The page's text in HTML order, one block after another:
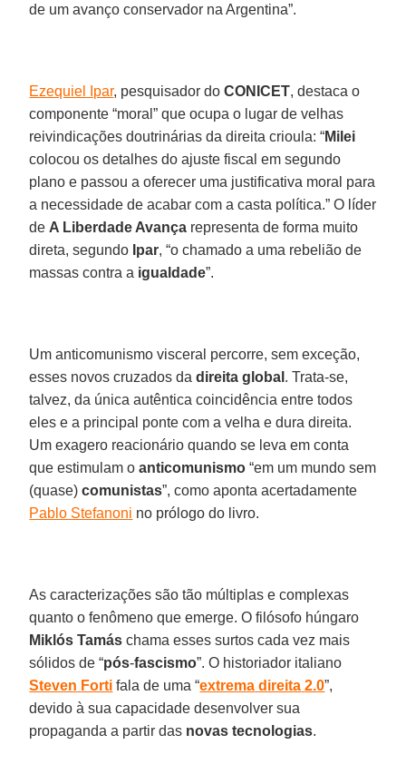
de um avanço conservador na Argentina”.
Ezequiel Ipar, pesquisador doCONICET, destaca o
componente “moral” que ocupa o lugar de velhas
reivindicações doutrinárias da direita crioula: “Milei
colocou os detalhes do ajuste fiscal em segundo
plano e passou a oferecer uma justificativa moral para
a necessidade de acabar com a casta política.” O líder
de A Liberdade Avança representa de forma muito
direta, segundo Ipar, “o chamado a uma rebelião de
massas contra a igualdade”.
Um anticomunismo visceral percorre, sem exceção,
esses novos cruzados dadireita global . Trata-se,
talvez, da única autêntica coincidência entre todos
eles e a principal ponte com a velha e dura direita.
Um exagero reacionário quando se leva em conta
que estimulam oanticomunismo “em um mundo sem
(quase)comunistas”, como aponta acertadamente
Pablo Stefanoni no prólogo do livro.
As caracterizações são tão múltiplas e complexas
quanto o fenômeno que emerge. O filósofo húngaro
Miklós Tamás chama esses surtos cada vez mais
sólidos de “pós-fascismo”. O historiador italiano
Steven Forti fala de uma “extrema direita 2.0”,
devido à sua capacidade desenvolver sua
propaganda a partir das novas tecnologias.